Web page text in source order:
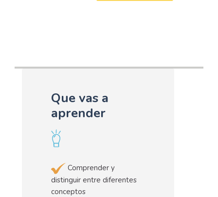
Que vas a
aprender
Comprender y
distinguir entre diferentes
conceptos